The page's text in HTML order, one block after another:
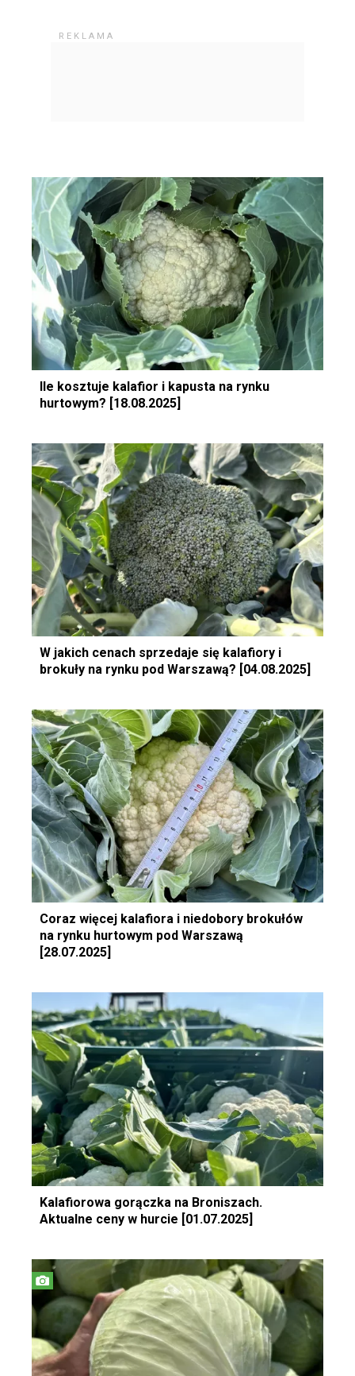
Ile kosztuje kalafior i kapusta na rynku
hurtowym? [18.08.2025]
W jakich cenach sprzedaje się kalafiory i
brokuły na rynku pod Warszawą? [04.08.2025]
Coraz więcej kalafiora i niedobory brokułów
na rynku hurtowym pod Warszawą
[28.07.2025]
Kalafiorowa gorączka na Broniszach.
Aktualne ceny w hurcie [01.07.2025]